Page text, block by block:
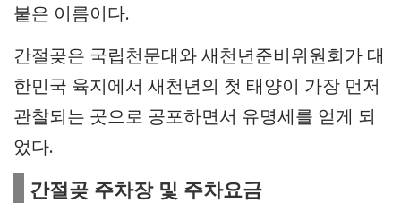
붙은 이름이다.
간절곶은 국립천문대와 새천년준비위원회가 대
한민국 육지에서 새천년의 첫 태양이 가장 먼저
관찰되는 곳으로 공포하면서 유명세를 얻게 되
었다.
간절곶 주차장 및 주차요금